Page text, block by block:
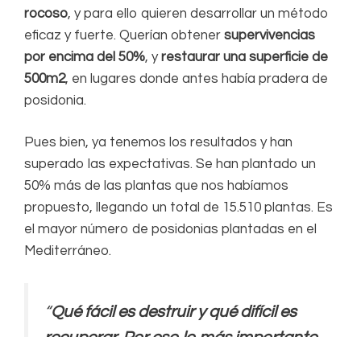
rocoso, y para ello quieren desarrollar un método
eficaz y fuerte. Querían obtener supervivencias
por encima del 50%, yrestaurar una superficie de
500m2, en lugares donde antes había pradera de
posidonia.
Pues bien, ya tenemos los resultados y han
superado las expectativas. Se han plantado un
50% más de las plantas que nos habíamos
propuesto, llegando un total de 15.510 plantas. Es
el mayor número de posidonias plantadas en el
Mediterráneo.
“Qué fácil es destruir y qué difícil es